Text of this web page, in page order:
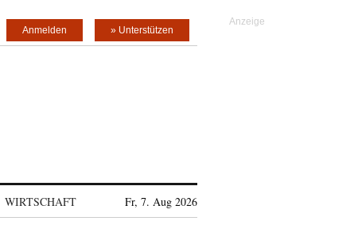
» Unterstützen
Anmelden
WIRTSCHAFT Fr, 7. Aug 2026